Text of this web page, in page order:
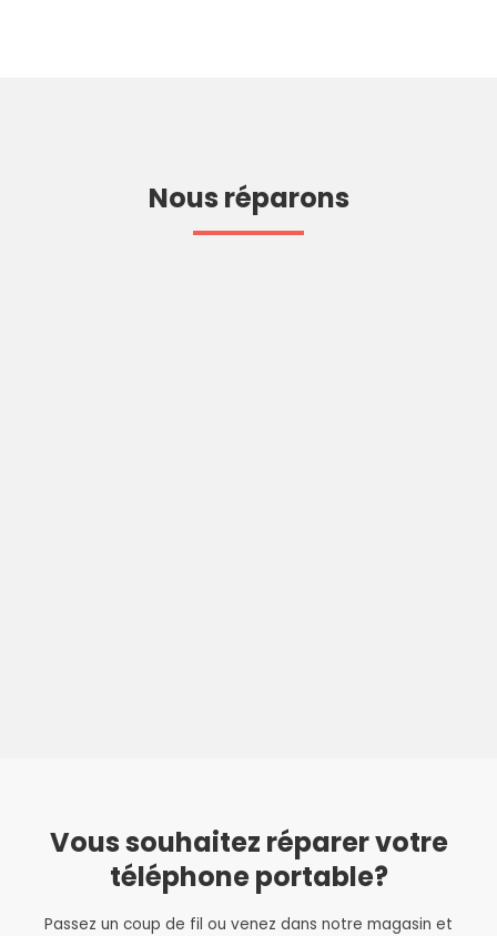
Nous réparons
Vous souhaitez réparer votre
téléphone portable?
Passez un coup de fil ou venez dans notre magasin et